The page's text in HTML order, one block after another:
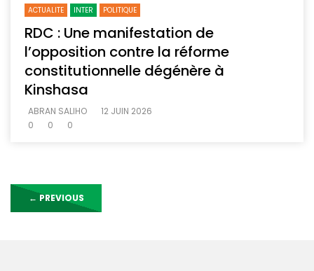
ACTUALITE INTER POLITIQUE
RDC : Une manifestation de
l’opposition contre la réforme
constitutionnelle dégénère à
Kinshasa
ABRAN SALIHO
12 JUIN 2026
0
0 0
← PREVIOUS